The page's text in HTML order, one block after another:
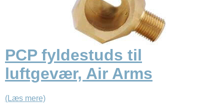
PCP fyldestuds til
luftgevær, Air Arms
(Læs mere)